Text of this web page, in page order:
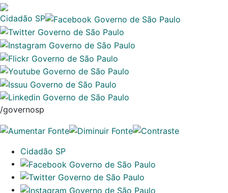
Cidadão SP
/governosp
Cidadão SP